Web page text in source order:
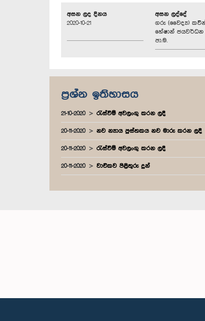
අසන ලද දිනය
2020-10-21
අසන ලද්දේ
ගරු (වෛද්‍ය)
හේෂාන් ජයවර්ධන
පා.ම.
ප්‍රශ්න ඉතිහාසය
21-10-2020 රැස්වීම් අවලංගු කරන ලදී
20-11-2020 නව න්‍යාය පුස්තකය නව මාරු කරන ලදී
20-11-2020 රැස්වීම් අවලංගු කරන ලදී
20-11-2020 වාචිකව පිළිතුරු දුන්